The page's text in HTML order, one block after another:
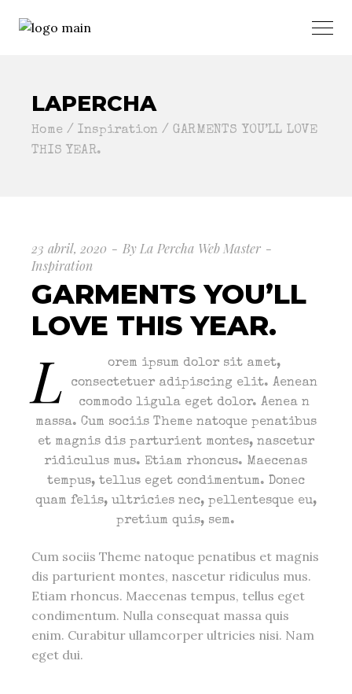
LAPERCHA
Home Inspiration
GARMENTS YOU’LL LOVE
THIS YEAR.
23 abril, 2020 By La Percha Web Master
Inspiration
GARMENTS YOU’LL
LOVE THIS YEAR.
L
orem ipsum dolor sit amet,
consectetuer adipiscing elit. Aenean
commodo ligula eget dolor. Aenea n
massa. Cum sociis Theme natoque penatibus
et magnis dis parturient montes, nascetur
ridiculus mus. Etiam rhoncus. Maecenas
tempus, tellus eget condimentum. Donec
quam felis, ultricies nec, pellentesque eu,
pretium quis, sem.
Cum sociis Theme natoque penatibus et magnis
dis parturient montes, nascetur ridiculus mus.
Etiam rhoncus. Maecenas tempus, tellus eget
condimentum. Nulla consequat massa quis
enim. Curabitur ullamcorper ultricies nisi. Nam
eget dui.